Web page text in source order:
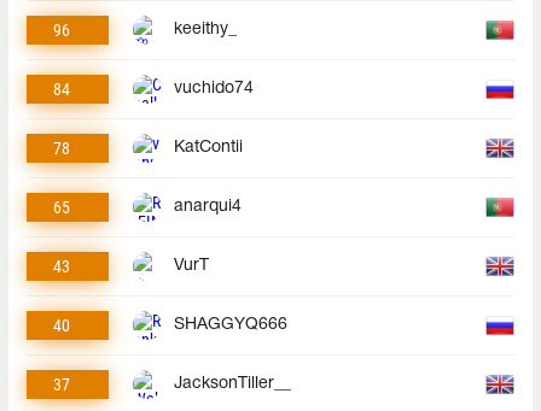
96 keeithy_
84 vuchido74
78 KatContii
65 anarqui4
43 VurT
40 SHAGGYQ666
37 JacksonTiller__